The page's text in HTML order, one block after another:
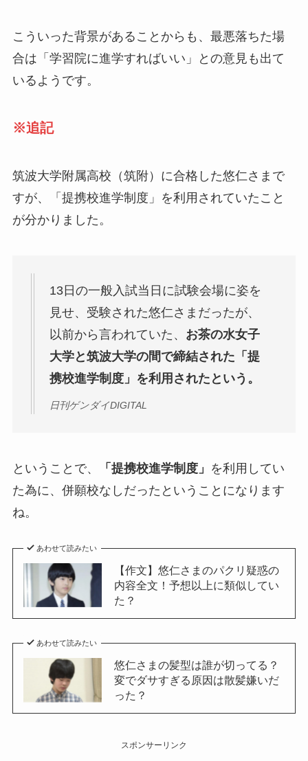
こういった背景があることからも、最悪落ちた場
合は「学習院に進学すればいい」との意見も出て
いるようです。
※追記
筑波大学附属高校（筑附）に合格した悠仁さまで
すが、「提携校進学制度」を利用されていたこと
が分かりました。
13日の一般入試当日に試験会場に姿を
見せ、受験された悠仁さまだったが、
以前から言われていた、 お茶の水女子
大学と筑波大学の間で締結された「提
携校進学制度」を利用されたという。
日刊ゲンダイDIGITAL
ということで、 「提携校進学制度」 を利用してい
た為に、併願校なしだったということになります
ね。
あわせて読みたい
【作文】悠仁さまのパクリ疑惑の
内容全文！予想以上に類似してい
た？
あわせて読みたい
悠仁さまの髪型は誰が切ってる？
変でダサすぎる原因は散髪嫌いだ
った？
スポンサーリンク